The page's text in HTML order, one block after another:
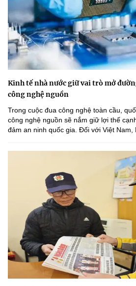
Kinh tế nhà nước giữ vai trò mở
công nghệ nguồn
Trong cuộc đua công nghệ toàn cầu,
công nghệ nguồn sẽ nắm giữ lợi thế
đảm an ninh quốc gia. Đối với Việt Nam,